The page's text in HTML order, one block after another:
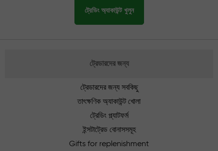
ট্রেডিং অ্যাকাউন্ট খুলুন
ট্রেডারদের জন্য
ট্রেডারদের জন্য সবকিছু
তাৎক্ষণিক অ্যাকাউন্ট খোলা
ট্রেডিং প্ল্যাটফর্ম
ইন্সটাট্রেড বোনাসসমূহ
Gifts for replenishment